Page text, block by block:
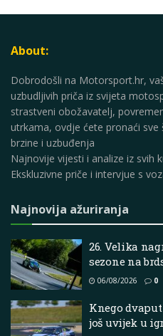
About:
Dobrodošli na Motorsport.hr,
uzbudljivih priča iz svijeta
strastveni obožavatelj,
utrkama, ovdje ćete pronaći
brzine i uzbuđenja
Najnovije vijesti i analize iz svih
Ekskluzivne priče i intervjue s
Najnovija ažuriranja
26. Velika
sezone na
06/08/2026 0
Knego
još uvijek u